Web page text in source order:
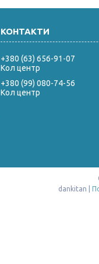
+380 (63) 656-91-07
Кол центр
+380 (99) 080-74-56
Кол центр